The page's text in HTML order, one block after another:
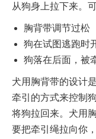
从狗身上拉下来。
胸背带调节过松
狗在试图逃跑时
狗落在后面，被
犬用胸背带的设计
牵引的方式来控制
将狗拉回来。犬用
要把牵引绳拉向你